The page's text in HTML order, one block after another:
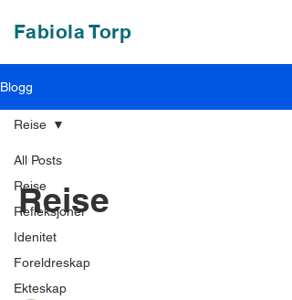
Fabiola Torp
Blogg
All Posts
Reise
Refleksjoner
Idenitet
Foreldreskap
Ekteskap
Reise
Reise